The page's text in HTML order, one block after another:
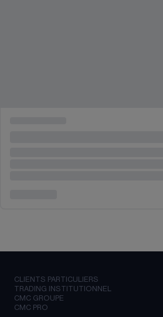
CLIENTS PARTICULIERS
TRADING INSTITUTIONNEL
CMC GROUPE
CMC PRO